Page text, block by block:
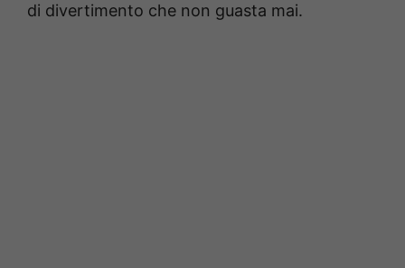
di divertimento che non guasta mai.